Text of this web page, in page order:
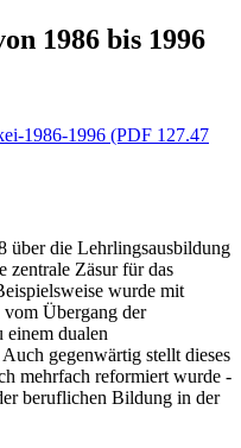
1986 bis 1996
1986-1996 (PDF 127.47
über die Lehrlingsausbildung
zentrale Zäsur für das
wurde mit
vom Übergang der
dualen
gegenwärtig stellt dieses
mehrfach reformiert wurde -
beruflichen Bildung in der